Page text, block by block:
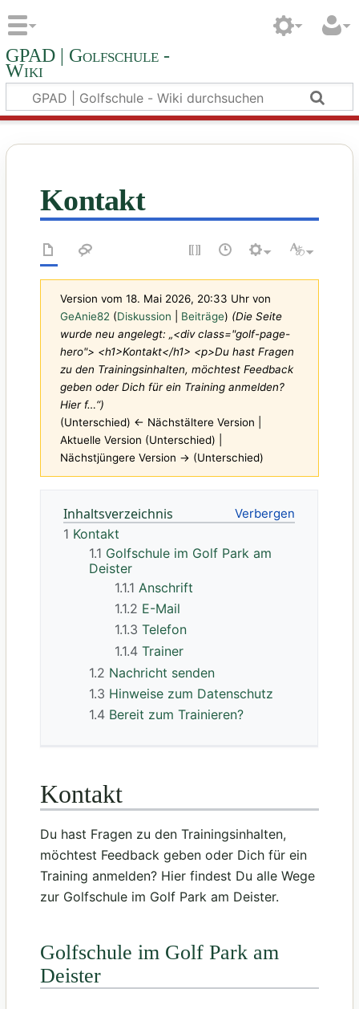
GPAD | Golfschule -
Wiki
Kontakt
Version vom 18. Mai 2026, 20:33 Uhr von
GeAnie82 (Diskussion Beiträge) (Die Seite
wurde neu angelegt: „<div class="golf-page-
hero"> <h1>Kontakt</h1> <p>Du hast Fragen
zu den Trainingsinhalten, möchtest Feedback
geben oder Dich für ein Training anmelden?
Hier f…“)
(Unterschied) ← Nächstältere Version |
Aktuelle Version (Unterschied) |
Nächstjüngere Version → (Unterschied)
Inhaltsverzeichnis
1 Kontakt
1.1 Golfschule im Golf Park am
Deister
1.1.1 Anschrift
1.1.2 E-Mail
1.1.3 Telefon
1.1.4 Trainer
1.2 Nachricht senden
1.3 Hinweise zum Datenschutz
1.4 Bereit zum Trainieren?
Kontakt
Du hast Fragen zu den Trainingsinhalten,
möchtest Feedback geben oder Dich für ein
Training anmelden? Hier findest Du alle Wege
zur Golfschule im Golf Park am Deister.
Golfschule im Golf Park am
Deister